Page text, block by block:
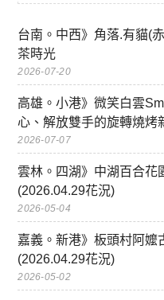
台南。中西》角落.有貓(
茶時光
2026-07-20
高雄。小港》微笑白雲
心、解放雙手的旋轉燒烤
2026-07-07
雲林。四湖》中湖百合花
(2026.04.29花況)
2026-05-04
嘉義。新港》板頭村阿嬤
(2026.04.29花況)
2026-05-02